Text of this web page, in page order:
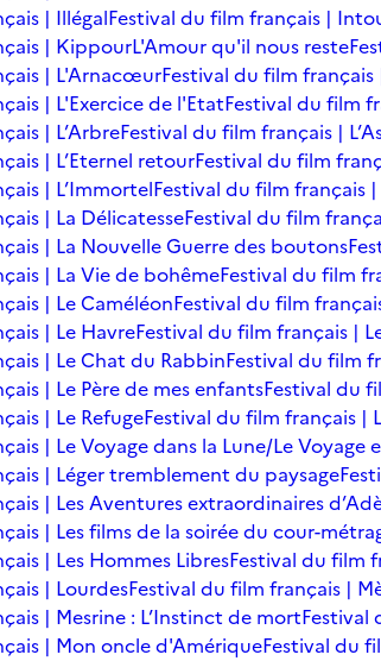
| IllégalFestival du film français |
| KippourL'Amour qu'il nous reste
| L'ArnacœurFestival du film
| L'Exercice de l'EtatFestival du film
| L’ArbreFestival du film français |
| L’Eternel retourFestival du film
| L’ImmortelFestival du film français
| La DélicatesseFestival du film
| La Nouvelle Guerre des boutons
| La Vie de bohêmeFestival du film
| Le CaméléonFestival du film
| Le HavreFestival du film français |
| Le Chat du RabbinFestival du film
| Le Père de mes enfantsFestival du
| Le RefugeFestival du film français |
| Le Voyage dans la Lune/Le Voyage
| Léger tremblement du paysage
| Les Aventures extraordinaires
| Les films de la soirée du cour-
| Les Hommes LibresFestival du film
| LourdesFestival du film français |
| Mesrine : L’Instinct de mortFestival
| Mon oncle d'AmériqueFestival du